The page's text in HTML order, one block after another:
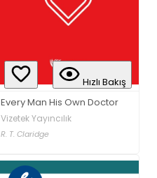
Hızlı Bakış
Every Man His Own Doctor
Vizetek Yayıncılık
R. T. Claridge